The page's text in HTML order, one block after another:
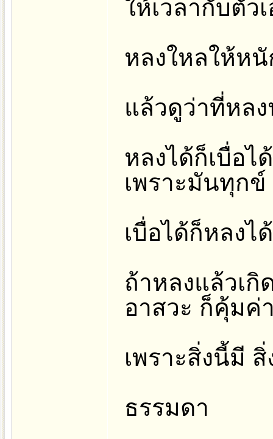
ให้เวลากับตัวเ
หลงใหลให้ห
แล้วดูว่าที่หล
หลงได้ก็เบื่อไ
เพราะมันทุกข์
เบื่อได้ก็หลงได้
ถ้าหลงแล้วเ
อาสวะ ก็คุ้มค่
เพราะสิ่งนี้มี
ธรรมดา